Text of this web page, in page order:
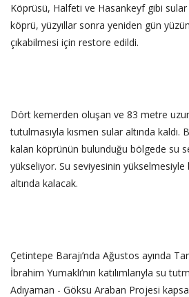
Köprüsü, Halfeti ve Hasankeyf gibi sular
köprü, yüzyıllar sonra yeniden gün
çıkabilmesi için restore edildi.
‎Dört kemerden oluşan ve 83 metre
tutulmasıyla kısmen sular altında kaldı.
kalan köprünün bulunduğu bölgede su
yükseliyor. Su seviyesinin
altında kalacak.
‎Çetintepe Barajı’nda Ağustos ayında
İbrahim Yumaklı’nın katılımlarıyla su
Adıyaman - Göksu Araban Projesi